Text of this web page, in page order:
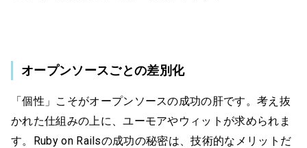
オープンソースごとの差別化
「個性」こそがオープンソースの成功の肝です。考え抜
かれた仕組みの上に、ユーモアやウィットが求められま
す。Ruby on Railsの成功の秘密は、技術的なメリットだ